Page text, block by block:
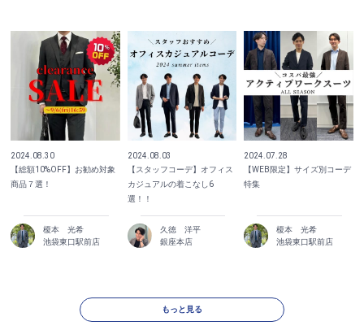
2024.08.30
【総額10%OFF】お勧め対象
商品７選！
榎本 光希
池袋東口駅前店
2024.08.03
【スタッフコーデ】オフィス
カジュアルの着こなし6
選！！
久徳 洋平
銀座本店
2024.07.28
【WEB限定】サイズ別コーデ
特集
榎本 光希
池袋東口駅前店
もっと見る